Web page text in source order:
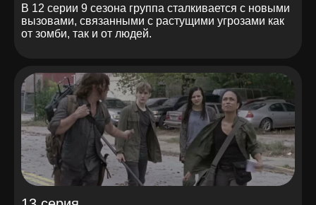
В 12 серии 9 сезона группа сталкивается с новыми
вызовами, связанными с растущими угрозами как
от зомби, так и от людей.